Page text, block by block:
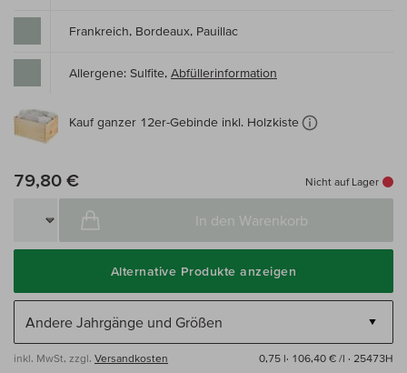
Frankreich, Bordeaux, Pauillac
Allergene: Sulfite, Abfüllerinformation
Kauf ganzer 12er-Gebinde inkl. Holzkiste
79,80 € Nicht auf Lager
In den Warenkorb
Alternative Produkte anzeigen
inkl. MwSt, zzgl. Versandkosten 0,75 l· 106,40 € /l · 25473H